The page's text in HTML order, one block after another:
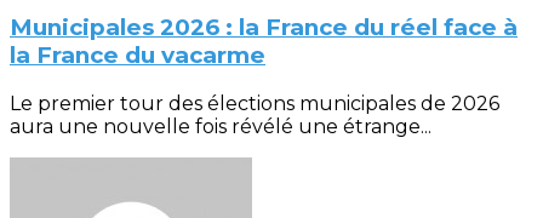
Municipales 2026 : la France du réel face à
la France du vacarme
Le premier tour des élections municipales de 2026
aura une nouvelle fois révélé une étrange...